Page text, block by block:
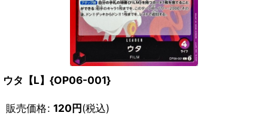
ウタ【L】{OP06-001}
販売価格: 120円(税込)